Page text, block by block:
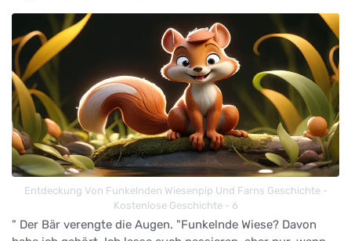
Entdeckung Von Funkelnden Wiesenpip Und Farns Geschichte -
Kostenlose Geschichte - 6
" Der Bär verengte die Augen. "Funkelnde Wiese? Davon